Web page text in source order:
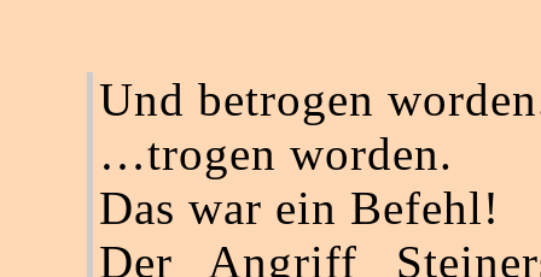
Und betrogen
…trogen worden.
Das war ein Befehl!
Der Angriff